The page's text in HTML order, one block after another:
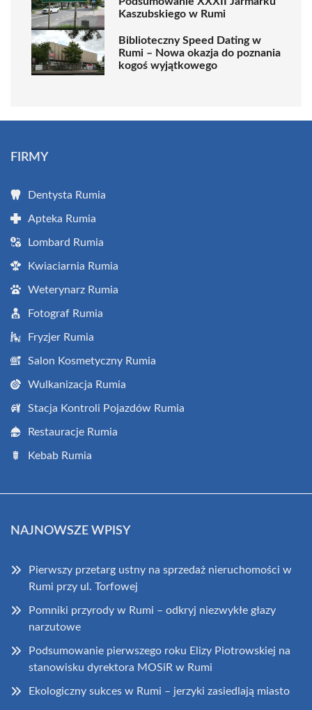
Kaszubskiego w Rumi
Biblioteczny Speed Dating w
Rumi – Nowa okazja do poznania
kogoś wyjątkowego
FIRMY
Dentysta Rumia
Apteka Rumia
Lombard Rumia
Kwiaciarnia Rumia
Weterynarz Rumia
Fotograf Rumia
Fryzjer Rumia
Salon Kosmetyczny Rumia
Wulkanizacja Rumia
Stacja Kontroli Pojazdów Rumia
Restauracje Rumia
Kebab Rumia
NAJNOWSZE WPISY
Pierwszy przetarg ustny na sprzedaż nieruchomości w
Rumi przy ul. Torfowej
Pomniki przyrody w Rumi – odkryj niezwykłe głazy
narzutowe
Podsumowanie pierwszego roku Elizy Piotrowskiej na
stanowisku dyrektora MOSiR w Rumi
Ekologiczny sukces w Rumi – jerzyki zasiedlają miasto